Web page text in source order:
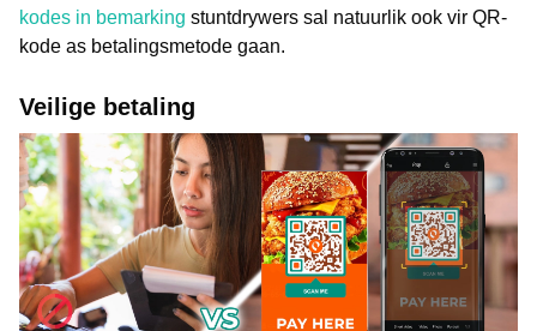
kodes in bemarking stuntdrywers sal natuurlik ook vir QR-
kode as betalingsmetode gaan.
Veilige betaling